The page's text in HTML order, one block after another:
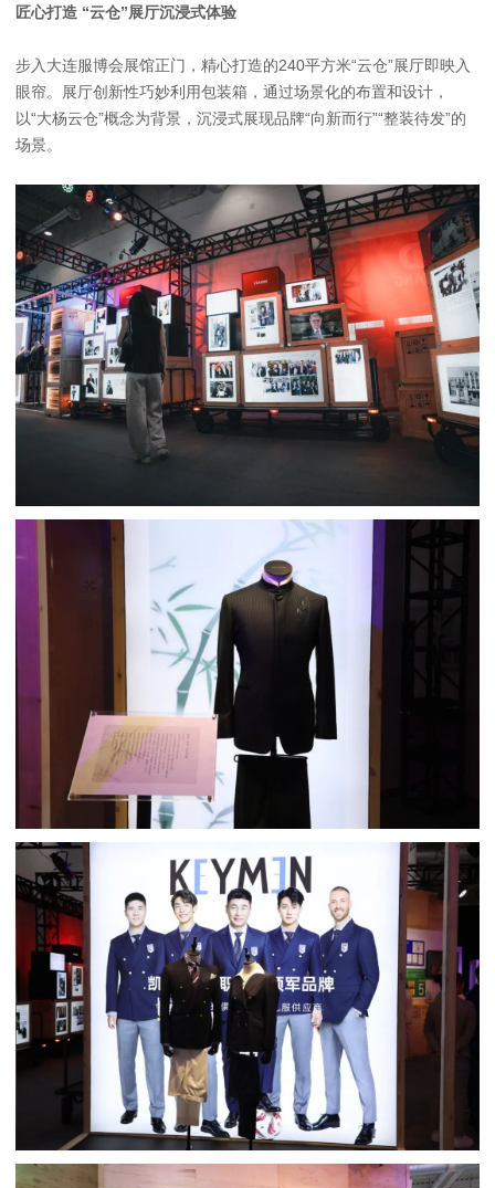
匠心打造 “云仓”展厅沉浸式体验
步入大连服博会展馆正门，精心打造的240平方米“云仓”展厅即映入
眼帘。展厅创新性巧妙利用包装箱，通过场景化的布置和设计，
以“大杨云仓”概念为背景，沉浸式展现品牌“向新而行”“整装待发”的
场景。